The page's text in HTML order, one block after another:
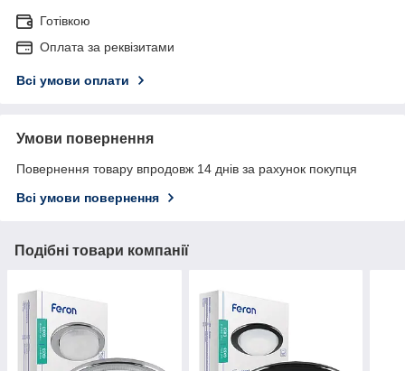
Готівкою
Оплата за реквізитами
Всі умови оплати
Умови повернення
Повернення товару впродовж 14 днів за рахунок покупця
Всі умови повернення
Подібні товари компанії